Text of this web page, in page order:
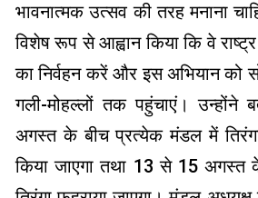
भावनात्मक उत्सव की तरह मनाना
विशेष रूप से आह्वान किया कि वे
का निर्वहन करें और इस अभियान को
गली-मोहल्लों तक पहुंचाएं। उन्होंने
अगस्त के बीच प्रत्येक मंडल में
किया जाएगा तथा 13 से 15 अगस्त